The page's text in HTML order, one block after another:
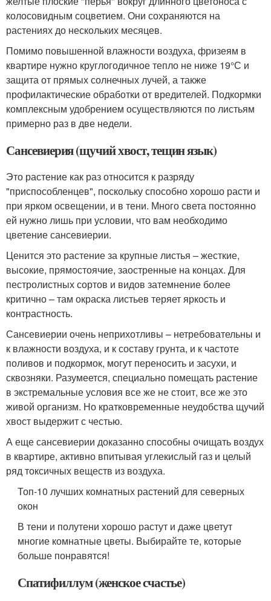
колосовидным соцветием. Они сохраняются на
растениях до нескольких месяцев.
Помимо повышенной влажности воздуха, фризеям в
квартире нужно круглогодичное тепло не ниже 19°С и
защита от прямых солнечных лучей, а также
профилактические обработки от вредителей. Подкормки
комплексным удобрением осуществляются по листьям
примерно раз в две недели.
Сансевиерия (щучий хвост, тещин язык)
Это растение как раз относится к разряду
"приспособленцев", поскольку способно хорошо расти и
при ярком освещении, и в тени. Много света постоянно
ей нужно лишь при условии, что вам необходимо
цветение сансевиерии.
Ценится это растение за крупные листья – жесткие,
высокие, прямостоячие, заостренные на концах. Для
пестролистных сортов и видов затемнение более
критично – там окраска листьев теряет яркость и
контрастность.
Сансевиерии очень неприхотливы – нетребовательны и
к влажности воздуха, и к составу грунта, и к частоте
поливов и подкормок, могут переносить и засухи, и
сквозняки. Разумеется, специально помещать растение
в экстремальные условия все же не стоит, все же это
живой организм. Но кратковременные неудобства щучий
хвост выдержит с честью.
А еще сансевиерии доказанно способны очищать воздух
в квартире, активно впитывая углекислый газ и целый
ряд токсичных веществ из воздуха.
Топ-10 лучших комнатных растений для северных
окон
В тени и полутени хорошо растут и даже цветут
многие комнатные цветы. Выбирайте те, которые
больше понравятся!
Спатифиллум (женское счастье)